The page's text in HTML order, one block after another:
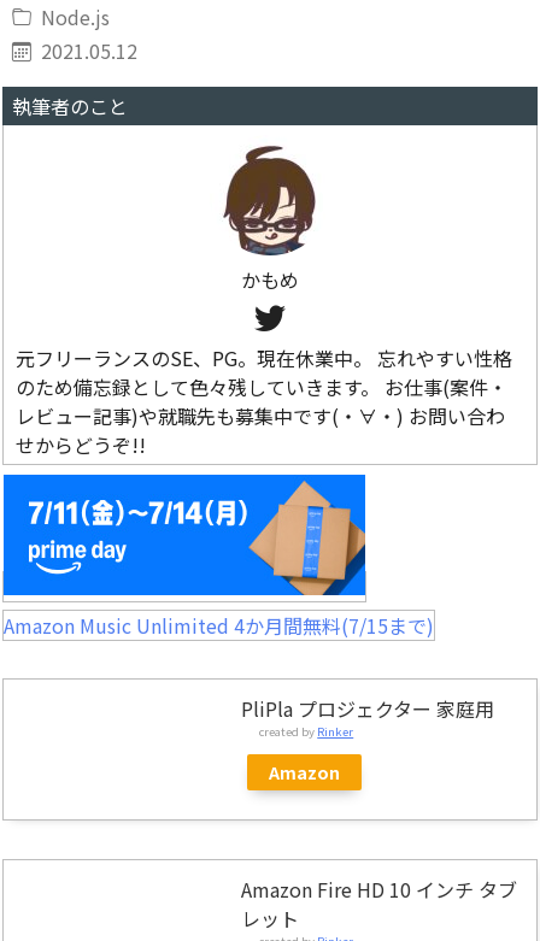
Node.js
2021.05.12
執筆者のこと
かもめ
元フリーランスのSE、PG。現在休業中。 忘れやすい性格
のため備忘録として色々残していきます。 お仕事(案件・
レビュー記事)や就職先も募集中です(・∀・) お問い合わ
せからどうぞ!!
Amazon Music Unlimited 4か月間無料(7/15まで)
PliPla プロジェクター 家庭用
created by Rinker
Amazon
Amazon Fire HD 10 インチ タブ
レット